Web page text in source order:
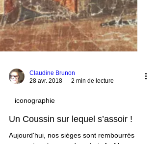
28 avr. 2018
iconographie
Un Coussin sur lequel s’assoir !